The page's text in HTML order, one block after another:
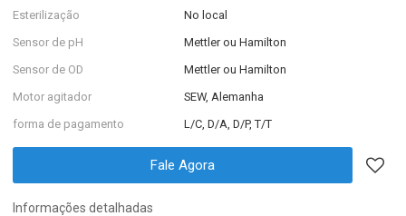
Esterilização
No local
Sensor de pH
Mettler ou Hamilton
Sensor de OD
Mettler ou Hamilton
Motor agitador
SEW, Alemanha
forma de pagamento
L/C, D/A, D/P, T/T
Fale Agora
Informações detalhadas